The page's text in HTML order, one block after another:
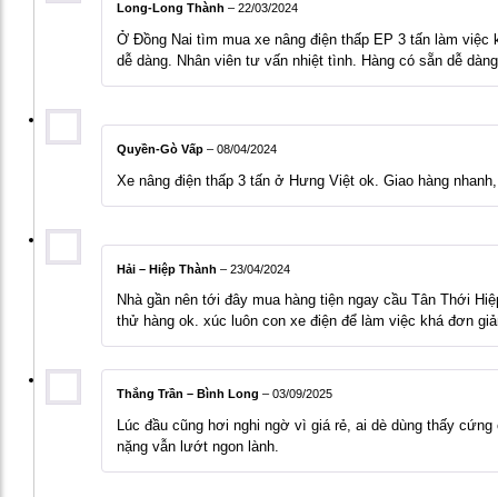
Long-Long Thành – 22/03/2024
Ở Đồng Nai tìm mua xe nâng điện thấp EP 3 tấn làm việc
dễ dàng. Nhân viên tư vấn nhiệt tình. Hàng có sẵn dễ
Quyền-Gò Vấp – 08/04/2024
Xe nâng điện thấp 3 tấn ở Hưng Việt ok. Giao hàng
Hải – Hiệp Thành – 23/04/2024
Nhà gần nên tới đây mua hàng tiện ngay cầu Tân Thới
thử hàng ok. xúc luôn con xe điện để làm việc khá đơn
Thắng Trần – Bình Long – 03/09/2025
Lúc đầu cũng hơi nghi ngờ vì giá rẻ, ai dè dùng thấy cứng
nặng vẫn lướt ngon lành.